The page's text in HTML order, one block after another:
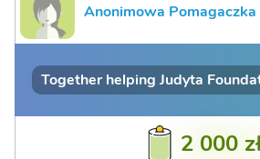
Anonimowa Pomagaczka
Together helping Judyta
2 000